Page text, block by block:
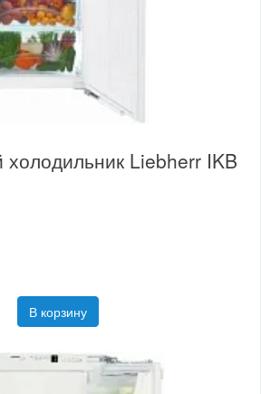
Liebherr IKB
В корзину